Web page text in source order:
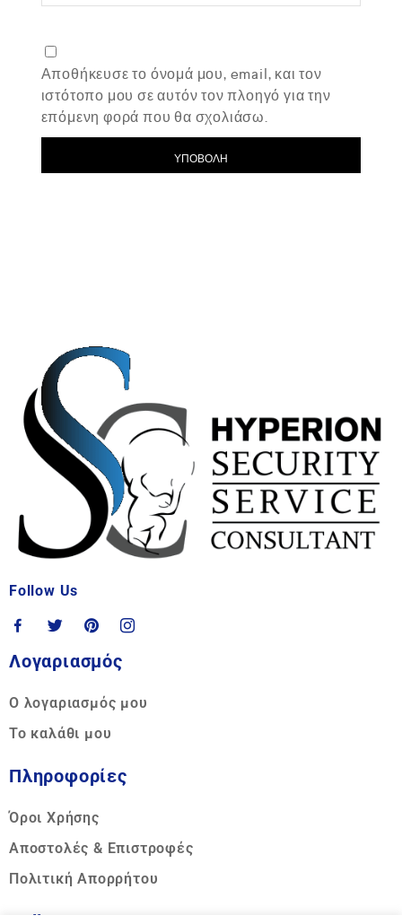
Αποθήκευσε το όνομά μου, email, και τον
ιστότοπο μου σε αυτόν τον πλοηγό για την
επόμενη φορά που θα σχολιάσω.
Follow Us
Λογαριασμός
Ο λογαριασμός μου
Το καλάθι μου
Πληροφορίες
Όροι Χρήσης
Αποστολές & Επιστροφές
Πολιτική Απορρήτου